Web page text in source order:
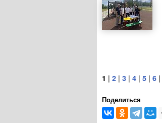
1 | 2 | 3 | 4 | 5 | 6 |
Поделиться